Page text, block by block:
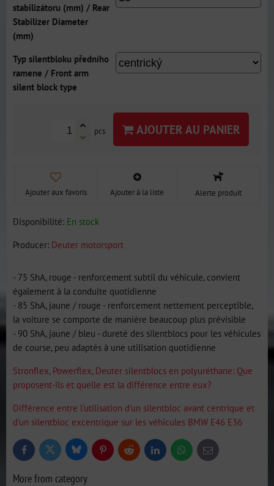
stabilizátoru (mm) / Rear
Stabilizer Diameter
(mm)
Typ silentbloku předního
ramene / Front arm
silent block type
pcs AJOUTER AU PANIER
Ajouter aux favoris Ajouter à la liste Alerte produit
Disponibilité: En stock
Producer: Deuter motorsport
- 75 ShA, rouge - renforcement subtil du véhicule, convient
également à la conduite quotidienne
- 85 ShA, jaune / rouge - renforcement nettement perceptible,
la voiture se comporte de manière beaucoup plus prévisible
- 90 ShA, jaune / bleu - dureté des silentblocs pour les véhicules
de course, peu adaptés à une utilisation quotidienne
Stronflex, Powerflex, Deuter silentblocs en polyuréthane: Que
proposent-ils et quelle est la différence entre eux?
Différence entre l'utilisation d'un silentbloc avant centrique et
d'un silentbloc excentrique sur les véhicules BMW E46 E36
FacebookTwitter BlueskyPinterestReddit LinkedInWhatsApp
E-
mail
More from category